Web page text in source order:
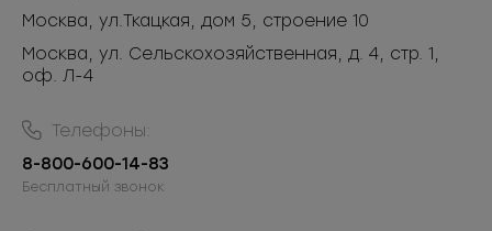
Москва, ул.Ткацкая, дом 5, строение 10
Москва, ул. Сельскохозяйственная, д. 4, стр. 1,
оф. Л-4
Телефоны:
8-800-600-14-83
Бесплатный звонок